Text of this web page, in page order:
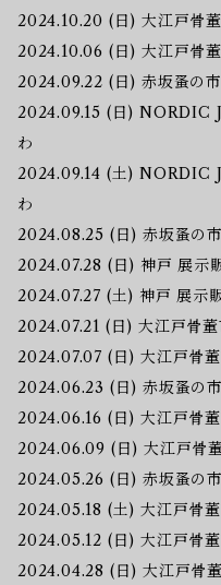
2024.10.20 (日) 大江戸骨
2024.10.06 (日) 大江戸骨
2024.09.22 (日) 赤坂蚤の
2024.09.15 (日) NORDIC
わ
2024.09.14 (土) NORDIC
わ
2024.08.25 (日) 赤坂蚤の
2024.07.28 (日) 神戸 展示
2024.07.27 (土) 神戸 展示
2024.07.21 (日) 大江戸骨
2024.07.07 (日) 大江戸骨
2024.06.23 (日) 赤坂蚤の
2024.06.16 (日) 大江戸骨
2024.06.09 (日) 大江戸骨
2024.05.26 (日) 赤坂蚤の
2024.05.18 (土) 大江戸骨
2024.05.12 (日) 大江戸骨
2024.04.28 (日) 大江戸骨